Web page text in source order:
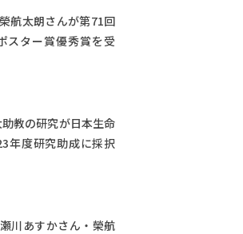
航太朗さんが第71回
スター賞優秀賞を受
教の研究が日本生命
年度研究助成に採択
川あすかさん・榮航